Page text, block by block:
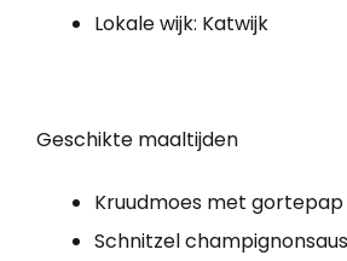
Lokale wijk: Katwijk
Geschikte maaltijden
Kruudmoes met gortepap
Schnitzel champignonsaus